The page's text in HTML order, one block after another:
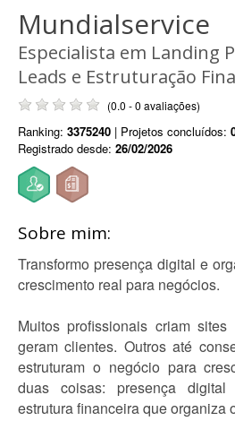
Mundialservice
Especialista em Landing
Leads e Estruturação
(0.0 - 0 avaliações)
Ranking: 3375240 | Projetos concluídos:
Registrado desde: 26/02/2026
Sobre mim:
Transformo presença digital e
crescimento real para negócios.
Muitos profissionais criam
geram clientes. Outros até
estruturam o negócio para
duas coisas: presença
estrutura financeira que organiza